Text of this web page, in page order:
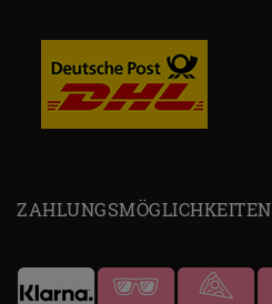
ZAHLUNGSMÖGLICHKEITEN